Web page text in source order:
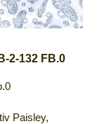
2-132 FB.0
Paisley,